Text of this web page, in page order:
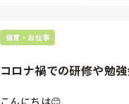
保育・お仕事
コロナ禍での研修や勉